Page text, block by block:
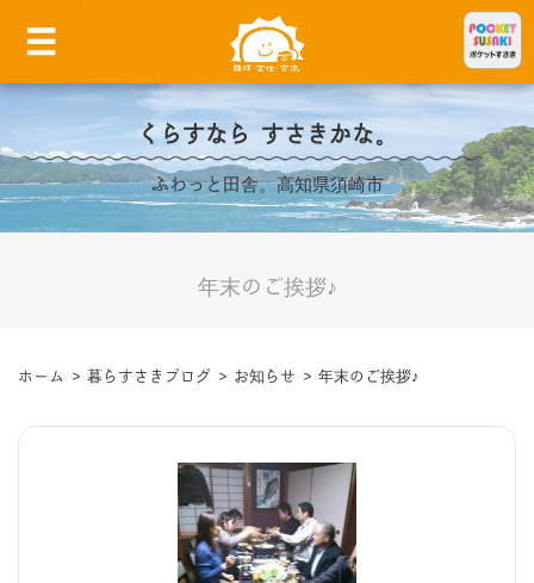
くらすなら すさきかな。
ふわっと田舎。高知県須崎市
年末のご挨拶♪
ホーム > 暮らすさきブログ > お知らせ > 年末のご挨拶♪